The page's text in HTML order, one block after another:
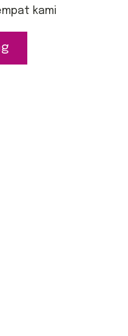
kami